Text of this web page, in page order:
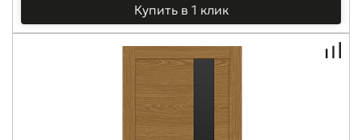
Купить в 1 клик